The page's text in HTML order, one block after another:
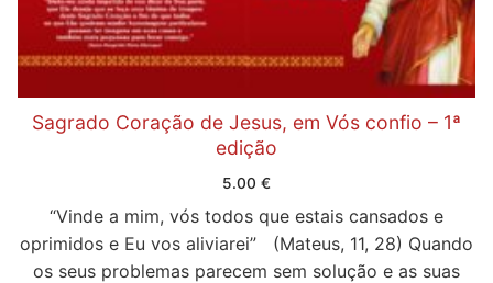
Sagrado Coração de Jesus, em Vós confio – 1ª
edição
5.00 €
“Vinde a mim, vós todos que estais cansados e
oprimidos e Eu vos aliviarei” (Mateus, 11, 28) Quando
os seus problemas parecem sem solução e as suas